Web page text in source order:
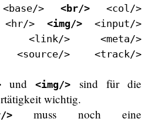
<base/><br/> <col/>
<hr/> <img/><input/>
> <link/> <meta/>
<source/> <track/>
und<img/>
sind für die
wichtig.
>
muss noch eine